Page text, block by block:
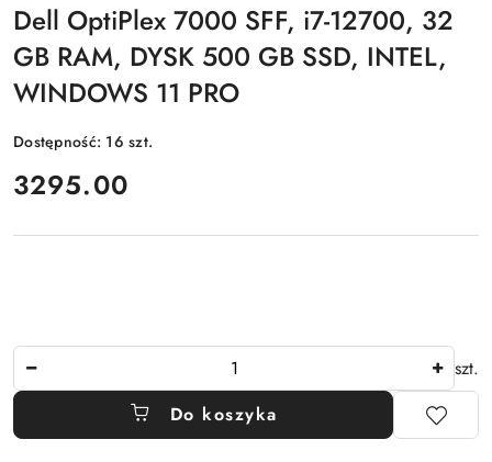
Dell OptiPlex 7000 SFF, i7-12700, 32
GB RAM, DYSK 500 GB SSD, INTEL,
WINDOWS 11 PRO
Dostępność: 16szt.
cena:
3295.00
szt.
Do koszyka